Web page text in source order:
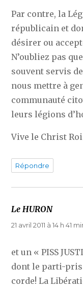
Par contre, la
républicain et
désirer ou
N’oubliez pas
souvent servis
nous mettre à
communauté
leurs légions
Vive le Christ Roi
Répondre
Le HURONdit :
21 avril 2011 à 14 h 41
et un « PISS
dont le parti-pris
corde! La